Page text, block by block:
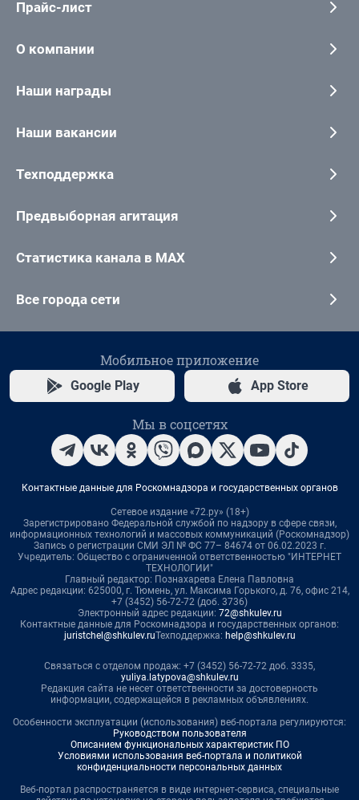
Прайс-лист
О компании
Наши награды
Наши вакансии
Техподдержка
Предвыборная агитация
Статистика канала в MAX
Все города сети
Мобильное приложение
Google Play App Store
Мы в соцсетях
Контактные данные для Роскомнадзора и государственных органов
Сетевое издание «72.ру» (18+)
Зарегистрировано Федеральной службой по надзору в сфере связи,
информационных технологий и массовых коммуникаций (Роскомнадзор)
Запись о регистрации СМИ ЭЛ № ФС 77– 84674 от 06.02.2023 г.
Учредитель: Общество с ограниченной ответственностью "ИНТЕРНЕТ
ТЕХНОЛОГИИ"
Главный редактор: Познахарева Елена Павловна
Адрес редакции: 625000, г. Тюмень, ул. Максима Горького, д. 76, офис 214,
+7 (3452) 56-72-72 (доб. 3736)
Электронный адрес редакции: 72@shkulev.ru
Контактные данные для Роскомнадзора и государственных органов:
juristchel@shkulev.ruТехподдержка: help@shkulev.ru
Связаться с отделом продаж: +7 (3452) 56-72-72 доб. 3335,
yuliya.latypova@shkulev.ru
Редакция сайта не несет ответственности за достоверность
информации, содержащейся в рекламных объявлениях.
Особенности эксплуатации (использования) веб-портала регулируются:
Руководством пользователя
Описанием функциональных характеристик ПО
Условиями использования веб-портала и политикой
конфиденциальности персональных данных
Веб-портал распространяется в виде интернет-сервиса, специальные